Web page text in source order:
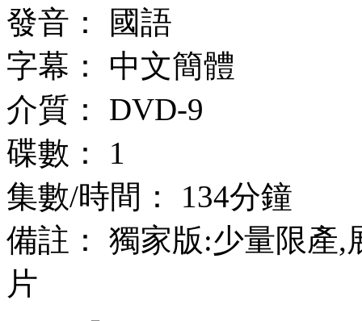
發音： 國語
字幕： 中文簡體
介質： DVD-9
碟數： 1
集數/時間： 134分鐘
備註： 獨家版:少量限產,
片